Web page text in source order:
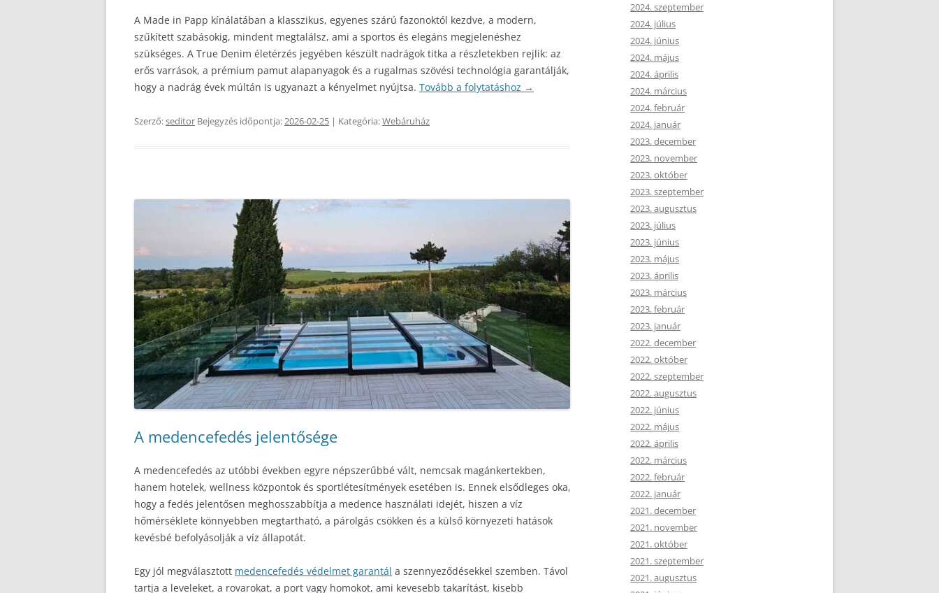
A Made in Papp kínálatában a klasszikus, egyenes szárú fazonoktól kezdve, a modern,
szűkített szabásokig, mindent megtalálsz, ami a sportos és elegáns megjelenéshez
szükséges. A True Denim életérzés jegyében készült nadrágok titka a részletekben rejlik: az
erős varrások, a prémium pamut alapanyagok és a rugalmas szövési technológia garantálják,
hogy a nadrág évek múltán is ugyanazt a kényelmet nyújtsa. Tovább a folytatáshoz →
Szerző:seditor Bejegyzés időpontja:2026-02-25 | Kategória:Webáruház
A medencefedés jelentősége
A medencefedés az utóbbi években egyre népszerűbbé vált, nemcsak magánkertekben,
hanem hotelek, wellness központok és sportlétesítmények esetében is. Ennek elsődleges oka,
hogy a fedés jelentősen meghosszabbítja a medence használati idejét, hiszen a víz
hőmérséklete könnyebben megtartható, a párolgás csökken és a külső környezeti hatások
kevésbé befolyásolják a víz állapotát.
Egy jól megválasztott medencefedés védelmet garantál a szennyeződésekkel szemben. Távol
tartja a leveleket, a rovarokat, a port vagy homokot, ami kevesebb takarítást, kisebb
2024. szeptember
2024. július
2024. június
2024. május
2024. április
2024. március
2024. február
2024. január
2023. december
2023. november
2023. október
2023. szeptember
2023. augusztus
2023. július
2023. június
2023. május
2023. április
2023. március
2023. február
2023. január
2022. december
2022. október
2022. szeptember
2022. augusztus
2022. június
2022. május
2022. április
2022. március
2022. február
2022. január
2021. december
2021. november
2021. október
2021. szeptember
2021. augusztus